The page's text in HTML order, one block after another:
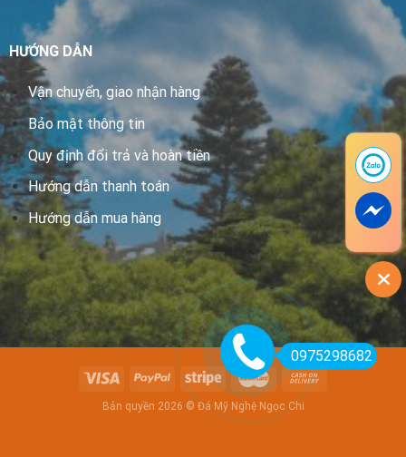
HƯỚNG DẪN
Vận chuyển, giao nhận hàng
Bảo mật thông tin
Quy định đổi trả và hoàn tiền
Hướng dẫn thanh toán
Hướng dẫn mua hàng
Bản quyền 2026 © Đá Mỹ Nghệ Ngọc Chi
0975298682